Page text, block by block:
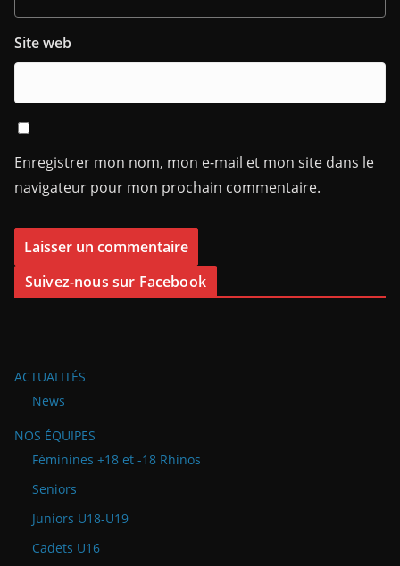
Site web
Enregistrer mon nom, mon e-mail et mon site dans le
navigateur pour mon prochain commentaire.
Suivez-nous sur Facebook
ACTUALITÉS
News
NOS ÉQUIPES
Féminines +18 et -18 Rhinos
Seniors
Juniors U18-U19
Cadets U16